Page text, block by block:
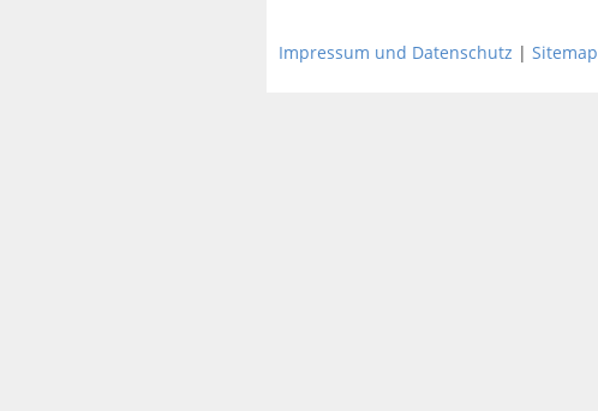
Impressum und Datenschutz | Sitemap